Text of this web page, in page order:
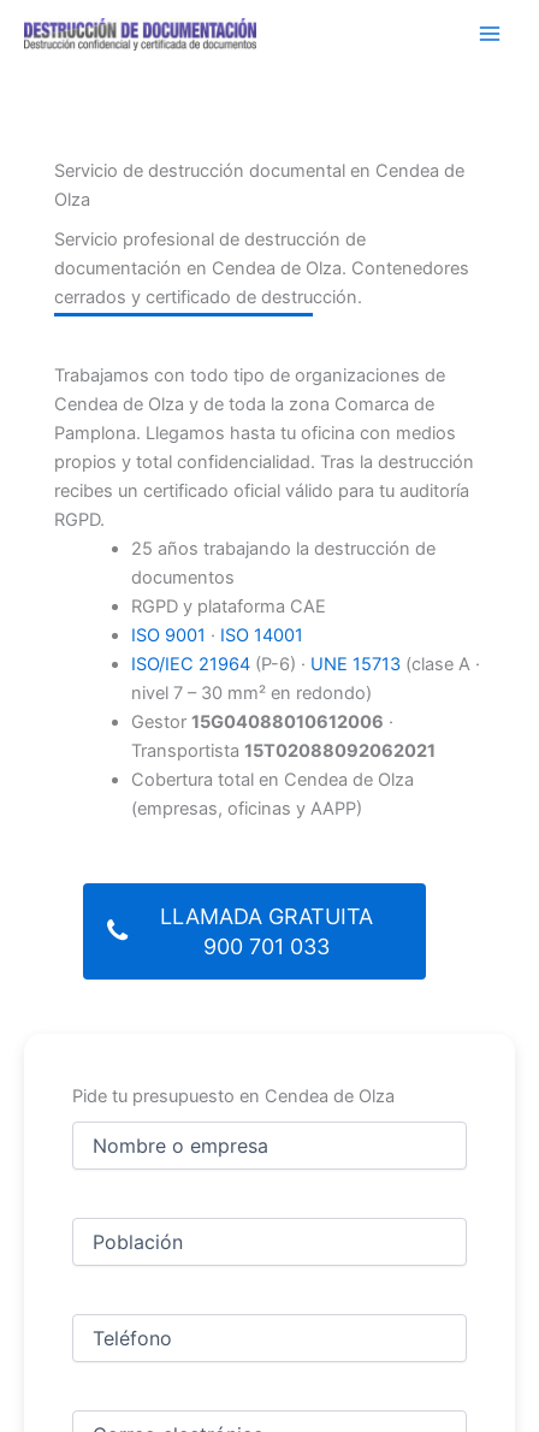
Servicio de destrucción documental en Cendea de
Olza
Servicio profesional de destrucción de
documentación en Cendea de Olza. Contenedores
cerrados y certificado de destrucción.
Trabajamos con todo tipo de organizaciones de
Cendea de Olza y de toda la zona Comarca de
Pamplona. Llegamos hasta tu oficina con medios
propios y total confidencialidad. Tras la destrucción
recibes un certificado oficial válido para tu auditoría
RGPD.
25 años trabajando la destrucción de
documentos
RGPD y plataforma CAE
ISO 9001 · ISO 14001
ISO/IEC 21964(P-6) · UNE 15713(clase A ·
nivel 7 – 30 mm² en redondo)
Gestor 15G04088010612006 ·
Transportista 15T02088092062021
Cobertura total en Cendea de Olza
(empresas, oficinas y AAPP)
LLAMADA GRATUITA
900 701 033
Pide tu presupuesto en Cendea de Olza
Nombre
Ciudad
Teléfono
Correo